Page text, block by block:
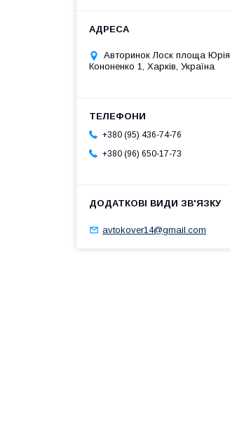
Авторинок Лоск площа Юрія
Кононенко 1, Харків, Україна
+380 (95) 436-74-76
+380 (96) 650-17-73
avtokover14@gmail.com